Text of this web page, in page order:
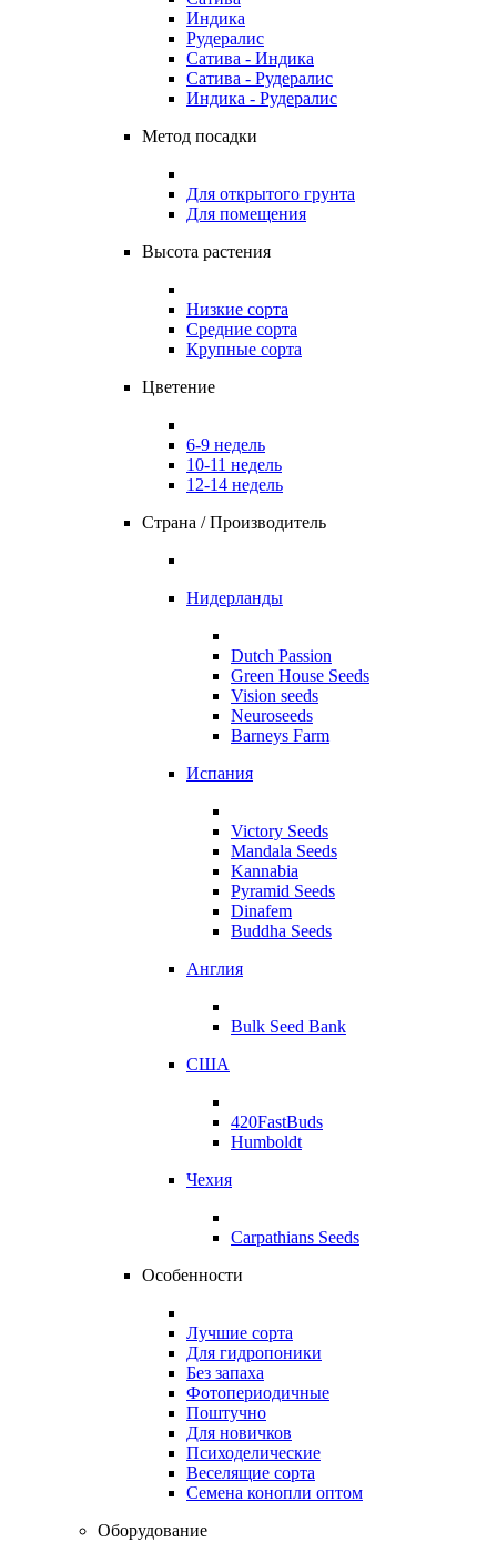
Индика
Рудералис
Сатива - Индика
Сатива - Рудералис
Индика - Рудералис
Метод посадки
Для открытого грунта
Для помещения
Высота растения
Низкие сорта
Средние сорта
Крупные сорта
Цветение
6-9 недель
10-11 недель
12-14 недель
Страна / Производитель
Нидерланды
Dutch Passion
Green House Seeds
Vision seeds
Neuroseeds
Barneys Farm
Испания
Victory Seeds
Mandala Seeds
Kannabia
Pyramid Seeds
Dinafem
Buddha Seeds
Англия
Bulk Seed Bank
США
420FastBuds
Humboldt
Чехия
Carpathians Seeds
Особенности
Лучшие сорта
Для гидропоники
Без запаха
Фотопериодичные
Поштучно
Для новичков
Психоделические
Веселящие сорта
Семена конопли оптом
Оборудование